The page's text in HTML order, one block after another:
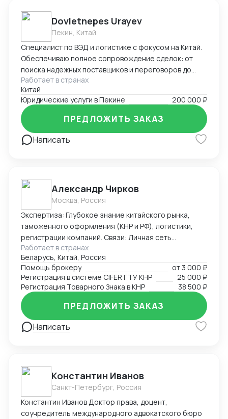
Dovletnepes Urayev
Пекин, Китай
Специалист по ВЭД и логистике с фокусом на Китай.
Обеспечиваю полное сопровождение сделок: от
поиска надежных поставщиков и переговоров до
таможенного оформления и решения
нестандартных задач. Свободно владею китайским,
русским и английским.
Работает в странах
Китай
Юридические услуги в Пекине
200 000 ₽
Написать
ПРЕДЛОЖИТЬ ЗАКАЗ
Александр Чирков
Москва, Россия
Экспертиза: Глубокое знание китайского рынка,
таможенного оформления (КНР и РФ), логистики,
регистрации компаний. Связи: Личная сеть
контактов в китайских таможенных органах, банках,
правительственных структурах (Харбин, Хэйхэ,
Хэйлунцзян, Ченду, Хайнань), среди крупных
корпораций (PetroChina, Sinopec, Haier и другие).
Достижения: Первым легализовал ввоз иван-чая и
меда с чагой в Китай, регистрировал сложную
продукцию в CIFER, организовывал поставки
охраняемых видов рыб и ее икры, поднимал обороты
инвесторами в международных кооперациях в
Работает в странах
Беларусь, Китай, Россия
Помощь брокеру
от 3 000 ₽
Регистрация в системе CIFER ГТУ КНР
25 000 ₽
Регистрация Товарного Знака в КНР
38 500 ₽
Написать
ПРЕДЛОЖИТЬ ЗАКАЗ
Константин Иванов
Санкт-Петербург, Россия
Константин Иванов Доктор права, доцент,
соучредитель международного адвокатского бюро